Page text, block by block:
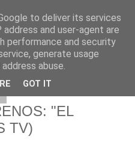
"EL
TV)
to deliver its services
and user-agent are
performance and security
generate usage
abuse.
GOT IT